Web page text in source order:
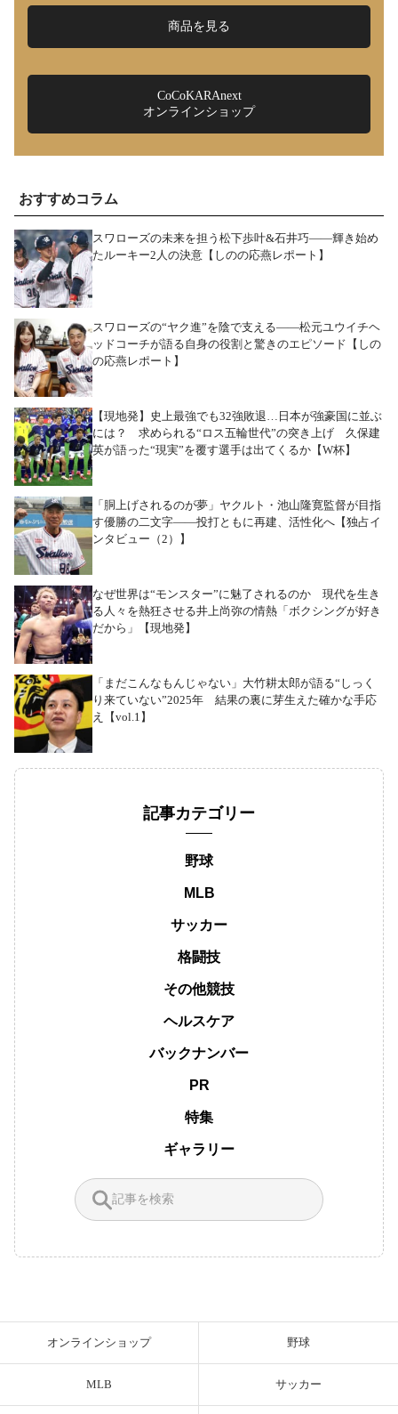
商品を見る
CoCoKARAnext
オンラインショップ
おすすめコラム
スワローズの未来を担う松下歩叶&石井巧――輝き始め
たルーキー2人の決意【しのの応燕レポート】
スワローズの“ヤク進”を陰で支える――松元ユウイチヘ
ッドコーチが語る自身の役割と驚きのエピソード【しの
の応燕レポート】
【現地発】史上最強でも32強敗退…日本が強豪国に並ぶ
には？ 求められる“ロス五輪世代”の突き上げ 久保建
英が語った“現実”を覆す選手は出てくるか【W杯】
「胴上げされるのが夢」ヤクルト・池山隆寛監督が目指
す優勝の二文字――投打ともに再建、活性化へ【独占イ
ンタビュー（2）】
なぜ世界は“モンスター”に魅了されるのか 現代を生き
る人々を熱狂させる井上尚弥の情熱「ボクシングが好き
だから」【現地発】
「まだこんなもんじゃない」大竹耕太郎が語る“しっく
り来ていない”2025年 結果の裏に芽生えた確かな手応
え【vol.1】
記事カテゴリー
野球
MLB
サッカー
格闘技
その他競技
ヘルスケア
バックナンバー
PR
特集
ギャラリー
オンラインショップ 野球
MLB サッカー